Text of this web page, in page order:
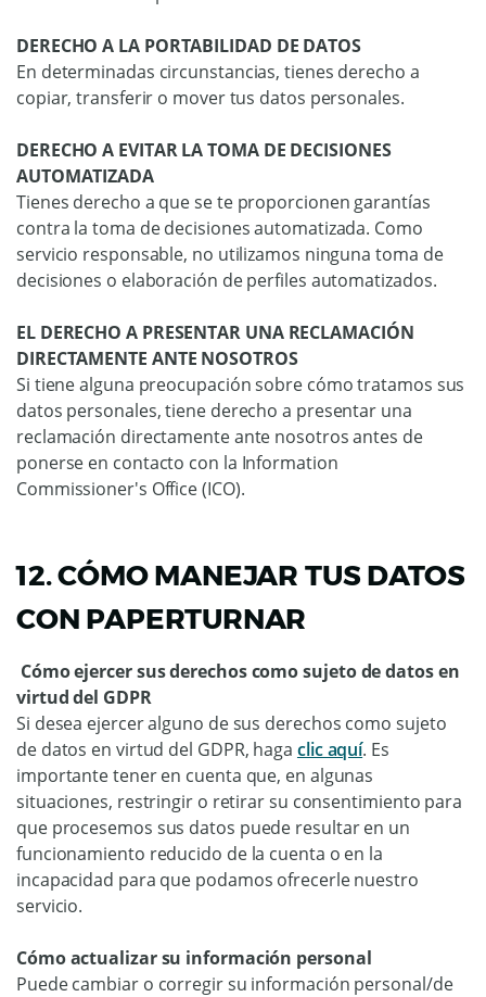
DERECHO A LA PORTABILIDAD DE DATOS
En determinadas circunstancias, tienes derecho a
copiar, transferir o mover tus datos personales.
DERECHO A EVITAR LA TOMA DE DECISIONES
AUTOMATIZADA
Tienes derecho a que se te proporcionen garantías
contra la toma de decisiones automatizada. Como
servicio responsable, no utilizamos ninguna toma de
decisiones o elaboración de perfiles automatizados.
EL DERECHO A PRESENTAR UNA RECLAMACIÓN
DIRECTAMENTE ANTE NOSOTROS
Si tiene alguna preocupación sobre cómo tratamos sus
datos personales, tiene derecho a presentar una
reclamación directamente ante nosotros antes de
ponerse en contacto con la Information
Commissioner's Office (ICO).
12. CÓMO MANEJAR TUS DATOS
CON PAPERTURNAR
Cómo ejercer sus derechos como sujeto de datos en
virtud del GDPR
Si desea ejercer alguno de sus derechos como sujeto
de datos en virtud del GDPR, haga clic aquí. Es
importante tener en cuenta que, en algunas
situaciones, restringir o retirar su consentimiento para
que procesemos sus datos puede resultar en un
funcionamiento reducido de la cuenta o en la
incapacidad para que podamos ofrecerle nuestro
servicio.
Cómo actualizar su información personal
Puede cambiar o corregir su información personal/de